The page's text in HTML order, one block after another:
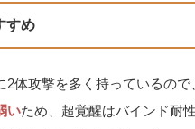
すめ
2体攻撃を多く持っているの
いため、超覚醒はバインド耐